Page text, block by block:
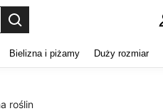
Bielizna i piżamy Duży rozmiar
roślin